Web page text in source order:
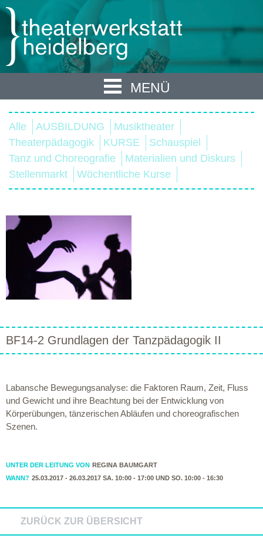
MENÜ
Alle AUSBILDUNG
Musiktheater
Theaterpädagogik
KURSE
Schauspiel
Tanz und Choreografie
Materialien und Diskurs
Stellenmarkt
Wöchentliche Kurse
BF14-2 Grundlagen der Tanzpädagogik II
Labansche Bewegungsanalyse: die Faktoren Raum, Zeit, Fluss
und Gewicht und ihre Beachtung bei der Entwicklung von
Körperübungen, tänzerischen Abläufen und choreografischen
Szenen.
UNTER DER LEITUNG VON REGINA BAUMGART
WANN? 25.03.2017 - 26.03.2017 SA. 10:00 - 17:00 UND SO. 10:00 - 16:30
ZURÜCK ZUR ÜBERSICHT